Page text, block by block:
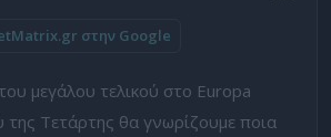
στην Google
μεγάλου τελικού στο Europa
Τετάρτης θα γνωρίζουμε ποια